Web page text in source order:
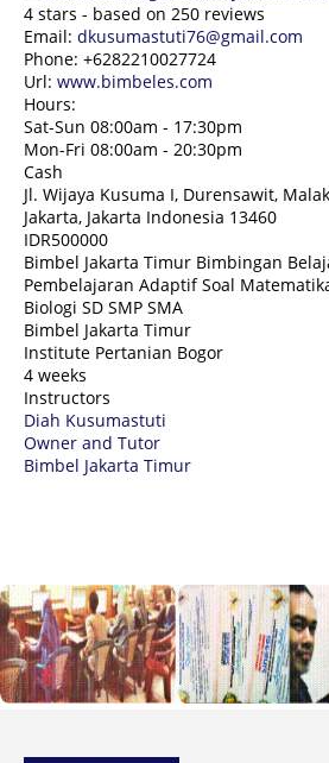
4 stars - based on 250 reviews
Email: dkusumastuti76@gmail.com
Phone: +6282210027724
Url: www.bimbeles.com
Hours:
Sat-Sun 08:00am - 17:30pm
Mon-Fri 08:00am - 20:30pm
Cash
Jl. Wijaya Kusuma I, Durensawit,
Jakarta, Jakarta Indonesia 13460
IDR500000
Bimbel Jakarta Timur Bimbingan
Pembelajaran Adaptif Soal
Biologi SD SMP SMA
Bimbel Jakarta Timur
Institute Pertanian Bogor
4 weeks
Instructors
Diah Kusumastuti
Owner and Tutor
Bimbel Jakarta Timur